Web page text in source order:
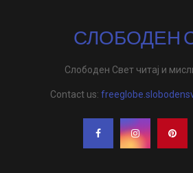
СЛОБОДЕН
Слободен Свет читај и
Contact us: